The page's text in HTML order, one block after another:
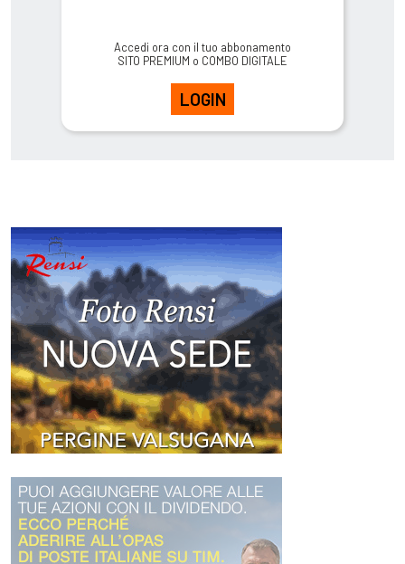
Accedi ora con il tuo abbonamento
SITO PREMIUM o COMBO DIGITALE
LOGIN